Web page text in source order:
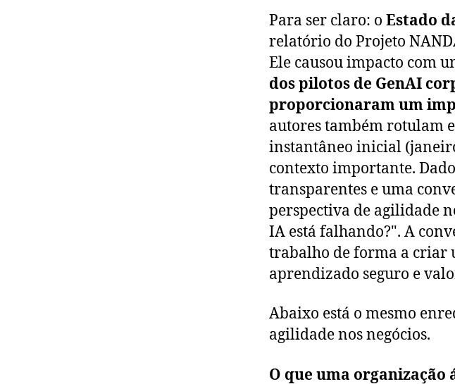
Para ser claro: o Estado
relatório do Projeto
Ele causou impacto com
dos pilotos de GenAI
proporcionaram um
autores também rotulam
instantâneo inicial
contexto importante.
transparentes e uma
perspectiva de agilidade
IA está falhando?". A
trabalho de forma a criar
aprendizado seguro e
Abaixo está o mesmo
agilidade nos negócios.
O que uma